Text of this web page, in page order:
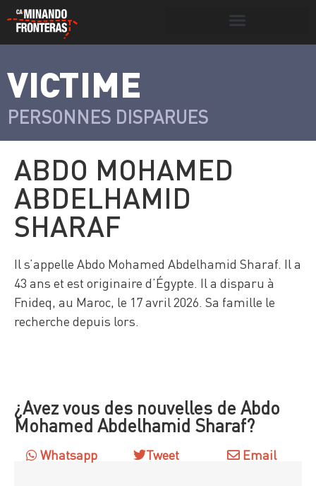
Víctimas y
victimarios
Portada Víctimas
VICTIME
PERSONNES DISPARUES
ABDO MOHAMED
ABDELHAMID
SHARAF
Il s’appelle Abdo Mohamed Abdelhamid Sharaf. Il a
43 ans et est originaire d’Égypte. Il a disparu à
Fnideq, au Maroc, le 17 avril 2026. Sa famille le
recherche depuis lors.
¿Avez vous des nouvelles de Abdo
Mohamed Abdelhamid Sharaf?
Whatsapp Tweet Email